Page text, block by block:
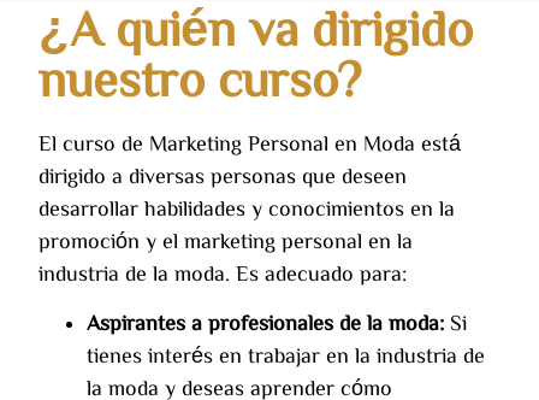
¿A quién va dirigido
nuestro curso?
El curso de Marketing Personal en Moda está
dirigido a diversas personas que deseen
desarrollar habilidades y conocimientos en la
promoción y el marketing personal en la
industria de la moda. Es adecuado para:
Aspirantes a profesionales de la moda: Si
tienes interés en trabajar en la industria de
la moda y deseas aprender cómo